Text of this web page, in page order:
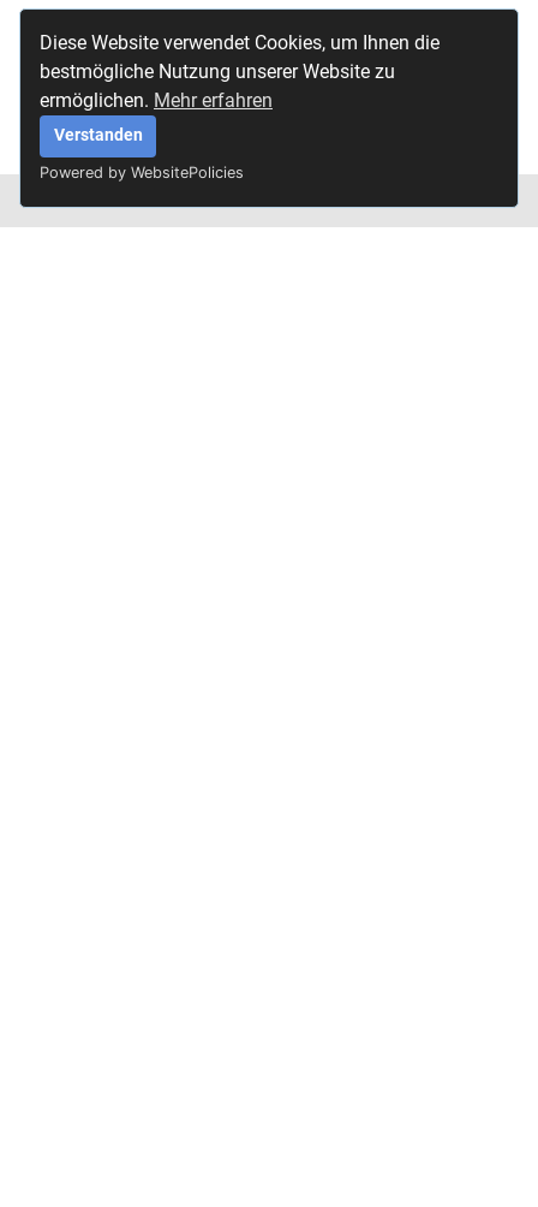
Diese Website verwendet Cookies, um Ihnen die
bestmögliche Nutzung unserer Website zu
ermöglichen. Mehr erfahren
Verstanden
Powered by WebsitePolicies